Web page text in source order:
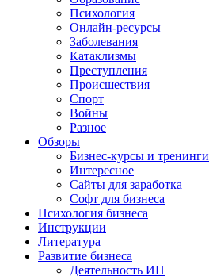
Психология
Онлайн-ресурсы
Заболевания
Катаклизмы
Преступления
Происшествия
Спорт
Войны
Разное
Обзоры
Бизнес-курсы и тренинги
Интересное
Сайты для заработка
Софт для бизнеса
Психология бизнеса
Инструкции
Литература
Развитие бизнеса
Деятельность ИП